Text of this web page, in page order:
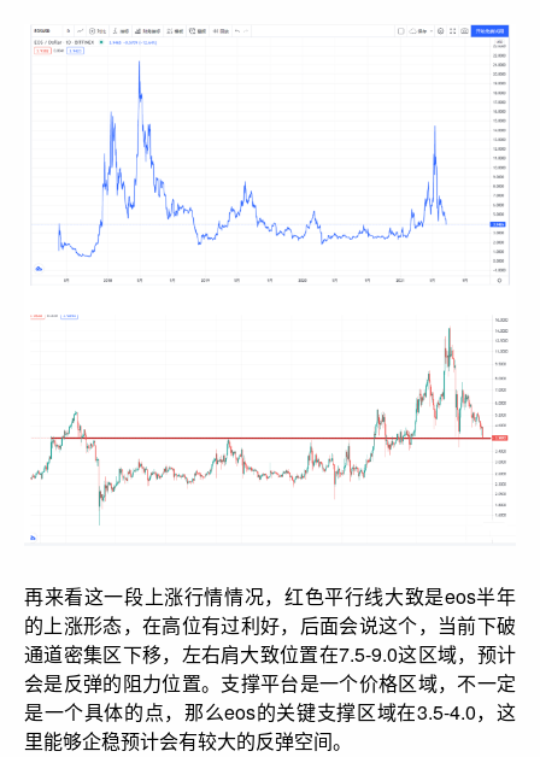
再来看这一段上涨行情情况，红色平行线大致是eos半年
的上涨形态，在高位有过利好，后面会说这个，当前下破
通道密集区下移，左右肩大致位置在7.5-9.0这区域，预计
会是反弹的阻力位置。支撑平台是一个价格区域，不一定
是一个具体的点，那么eos的关键支撑区域在3.5-4.0，这
里能够企稳预计会有较大的反弹空间。